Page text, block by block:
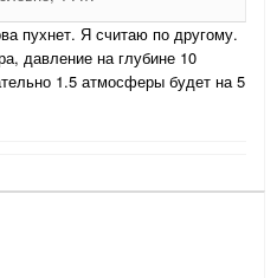
пухнет. Я считаю по другому.
давление на глубине 10
1.5 атмосферы будет на 5